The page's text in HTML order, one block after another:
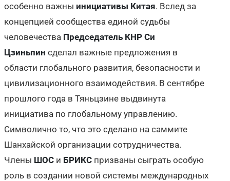
особенно важны инициативы Китая. Вслед за
концепцией сообщества единой судьбы
человечества Председатель КНР Си
Цзиньпин сделал важные предложения в
области глобального развития, безопасности и
цивилизационного взаимодействия. В сентябре
прошлого года в Тяньцзине выдвинута
инициатива по глобальному управлению.
Символично то, что это сделано на саммите
Шанхайской организации сотрудничества.
Члены ШОС и БРИКС призваны сыграть особую
роль в создании новой системы международных